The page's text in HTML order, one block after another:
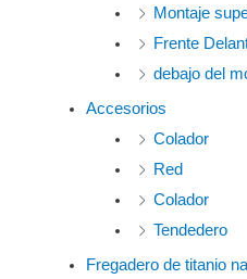
Montaje
Frente
debajo del
Accesorios
Colador
Red
Colador
Tendedero
Fregadero de titanio